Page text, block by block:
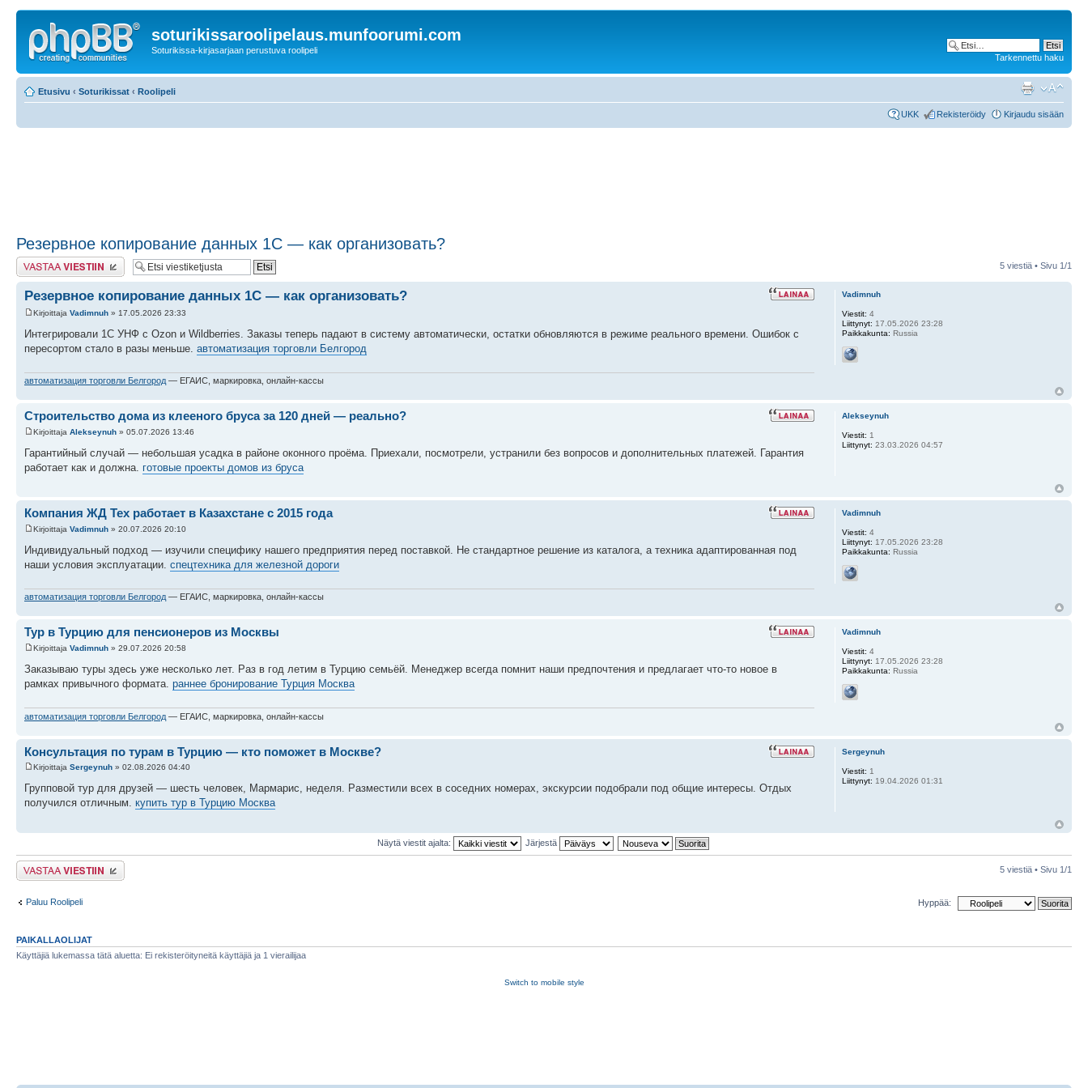
soturikissaroolipelaus.munfoorumi.com
Soturikissa-kirjasarjaan perustuva roolipeli
Tarkennettu haku
Etusivu ‹ Soturikissat ‹ Roolipeli
UKK Rekisteröidy Kirjaudu sisään
Резервное копирование данных 1С — как организовать?
Lähetä vastaus 5 viestiä • Sivu 1/1
Резервное копирование данных 1С — как организовать?
Kirjoittaja Vadimnuh » 17.05.2026 23:33
Интегрировали 1С УНФ с Ozon и Wildberries. Заказы теперь падают в систему автоматически, остатки обновляются в режиме реального времени. Ошибок с
пересортом стало в разы меньше. автоматизация торговли Белгород
автоматизация торговли Белгород — ЕГАИС, маркировка, онлайн-кассы
Vadimnuh
Viestit: 4
Liittynyt: 17.05.2026 23:28
Paikkakunta: Russia
Строительство дома из клееного бруса за 120 дней — реально?
Kirjoittaja Alekseynuh » 05.07.2026 13:46
Гарантийный случай — небольшая усадка в районе оконного проёма. Приехали, посмотрели, устранили без вопросов и дополнительных платежей. Гарантия
работает как и должна. готовые проекты домов из бруса
Alekseynuh
Viestit: 1
Liittynyt: 23.03.2026 04:57
Компания ЖД Тех работает в Казахстане с 2015 года
Kirjoittaja Vadimnuh » 20.07.2026 20:10
Индивидуальный подход — изучили специфику нашего предприятия перед поставкой. Не стандартное решение из каталога, а техника адаптированная под
наши условия эксплуатации. спецтехника для железной дороги
автоматизация торговли Белгород— ЕГАИС, маркировка, онлайн-кассы
Vadimnuh
Viestit: 4
Liittynyt: 17.05.2026 23:28
Paikkakunta: Russia
Тур в Турцию для пенсионеров из Москвы
Kirjoittaja Vadimnuh » 29.07.2026 20:58
Заказываю туры здесь уже несколько лет. Раз в год летим в Турцию семьёй. Менеджер всегда помнит наши предпочтения и предлагает что-то новое в
рамках привычного формата. раннее бронирование Турция Москва
автоматизация торговли Белгород — ЕГАИС, маркировка, онлайн-кассы
Vadimnuh
Viestit: 4
Liittynyt: 17.05.2026 23:28
Paikkakunta: Russia
Консультация по турам в Турцию — кто поможет в Москве?
Kirjoittaja Sergeynuh » 02.08.2026 04:40
Групповой тур для друзей — шесть человек, Мармарис, неделя. Разместили всех в соседних номерах, экскурсии подобрали под общие интересы. Отдых
получился отличным. купить тур в Турцию Москва
Sergeynuh
Viestit: 1
Liittynyt: 19.04.2026 01:31
Näytä viestit ajalta: Järjestä
Lähetä vastaus 5 viestiä • Sivu 1/1
Paluu Roolipeli Hyppää:
PAIKALLAOLIJAT
Käyttäjiä lukemassa tätä aluetta: Ei rekisteröityneitä käyttäjiä ja 1 vierailijaa
Switch to mobile style